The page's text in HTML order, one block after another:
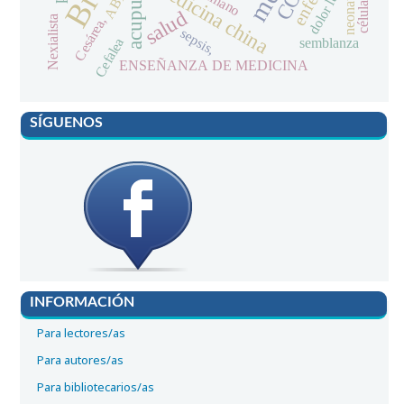
salud
ENSEÑANZA DE MEDICINA
Cesárea, sepsis, semblanza
Nexialista
neonato
Cefalea
SÍGUENOS
INFORMACIÓN
Para lectores/as
Para autores/as
Para bibliotecarios/as